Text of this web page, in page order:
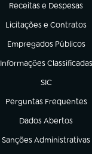
Receitas e Despesas
(abre em nova aba)
Licitações e Contratos
(abre em nova aba)
Empregados Públicos
(abre em nova aba)
Informações Classificadas
(abre em nova aba)
SIC
(abre em nova
Perguntas Frequentes
(abre em nova aba)
Dados Abertos
(abre em nova aba)
Sanções Administrativas
(abre em nova aba)